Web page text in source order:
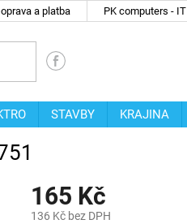
a platba PK computers - IT
STAVBY KRAJINA
165 Kč
136 Kč bez DPH